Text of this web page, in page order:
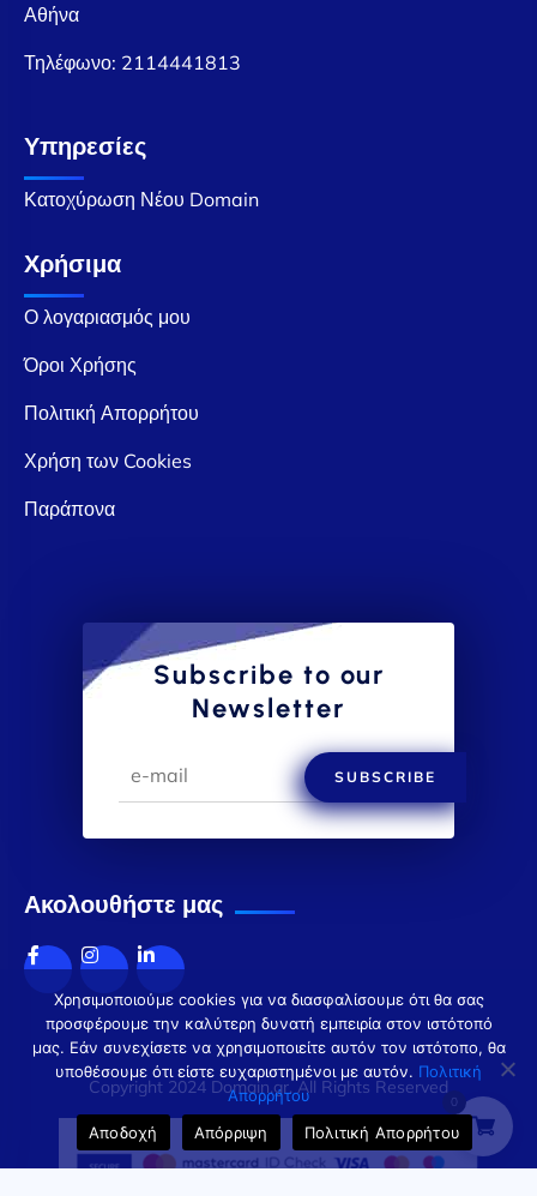
Αθήνα
Τηλέφωνο: 2114441813
Υπηρεσίες
Κατοχύρωση Νέου Domain
Χρήσιμα
Ο λογαριασμός μου
Όροι Χρήσης
Πολιτική Απορρήτου
Χρήση των Cookies
Παράπονα
Subscribe to our
Newsletter
SUBSCRIBE
Ακολουθήστε μας
Copyright 2024 Domain.gr. All Rights Reserved
0
Χρησιμοποιούμε cookies για να διασφαλίσουμε ότι θα σας
προσφέρουμε την καλύτερη δυνατή εμπειρία στον ιστότοπό
μας. Εάν συνεχίσετε να χρησιμοποιείτε αυτόν τον ιστότοπο, θα
υποθέσουμε ότι είστε ευχαριστημένοι με αυτόν. Πολιτική
Απορρήτου
Αποδοχή
Απόρριψη Πολιτική Απορρήτου